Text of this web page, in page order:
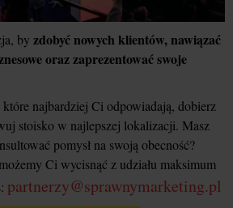
by zdobyć nowych klientów, nawiązać
oraz zaprezentować swoje
najbardziej Ci odpowiadają, dobierz
stoisko w najlepszej lokalizacji. Masz
pomysł na swoją obecność?
Ci wycisnąć z udziału maksimum
partnerzy@sprawnymarketing.pl